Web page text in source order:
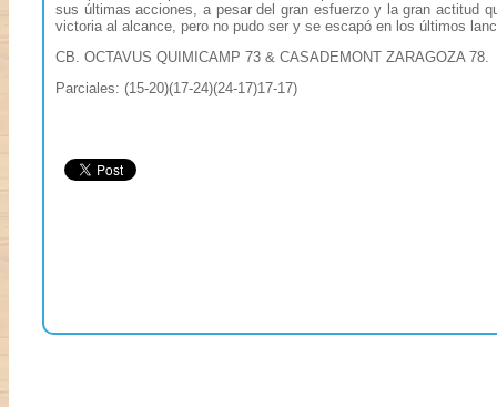
sus últimas acciones, a pesar del gran esfuerzo y la gran actitud
victoria al alcance, pero no pudo ser y se escapó en los últimos
CB. OCTAVUS QUIMICAMP 73 & CASADEMONT ZARAGOZA 78.
Parciales: (15-20)(17-24)(24-17)17-17)